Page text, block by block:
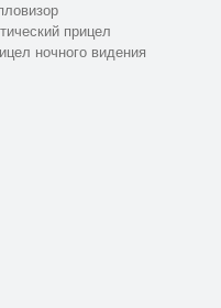
прицел
ночного видения